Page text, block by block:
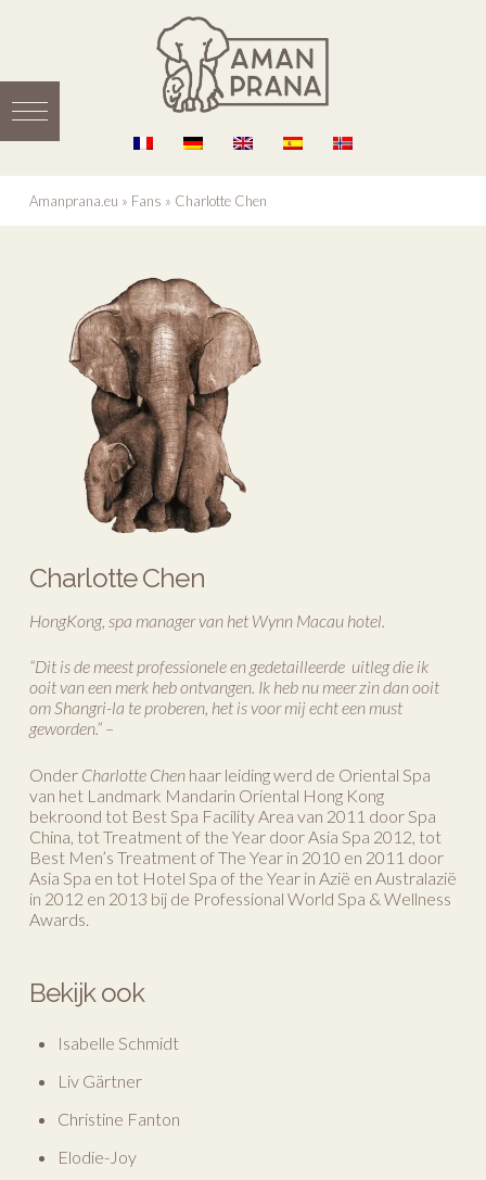
Amanprana.eu » Fans » Charlotte Chen
Charlotte Chen
HongKong, spa manager van het Wynn Macau hotel.
“Dit is de meest professionele en gedetailleerde uitleg die ik
ooit van een merk heb ontvangen. Ik heb nu meer zin dan ooit
om Shangri-la te proberen, het is voor mij echt een must
geworden.” –
Onder Charlotte Chen haar leiding werd de Oriental Spa
van het Landmark Mandarin Oriental Hong Kong
bekroond tot Best Spa Facility Area van 2011 door Spa
China, tot Treatment of the Year door Asia Spa 2012, tot
Best Men’s Treatment of The Year in 2010 en 2011 door
Asia Spa en tot Hotel Spa of the Year in Azië en Australazië
in 2012 en 2013 bij de Professional World Spa & Wellness
Awards.
Bekijk ook
Isabelle Schmidt
Liv Gärtner
Christine Fanton
Elodie-Joy